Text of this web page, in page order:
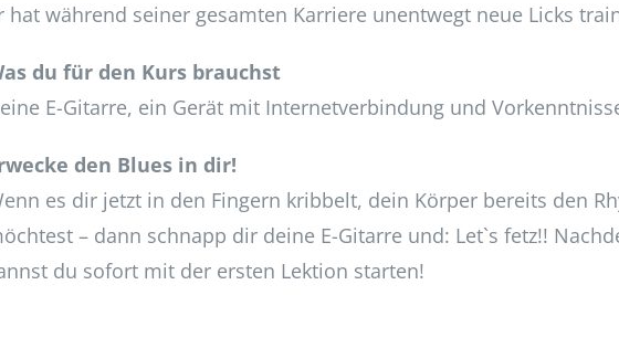
hat während seiner gesamten Karriere unentwegt neue Licks
du für den Kurs brauchst
E-Gitarre, ein Gerät mit Internetverbindung und
den Blues in dir!
es dir jetzt in den Fingern kribbelt, dein Körper bereits den
– dann schnapp dir deine E-Gitarre und: Let`s fetz!!
du sofort mit der ersten Lektion starten!